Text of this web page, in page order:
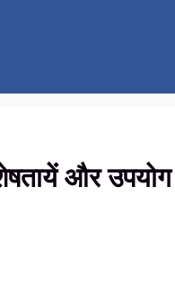
और उपयोग